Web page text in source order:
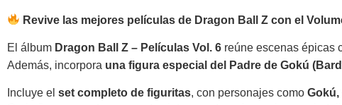
Revive las mejores películas de Dragon Ball Z con el
El álbum Dragon Ball Z – Películas Vol. 6 reúne escenas épicas
Además, incorpora una figura especial del Padre de Gokú
Incluye el set completo de figuritas, con personajes como Gokú,